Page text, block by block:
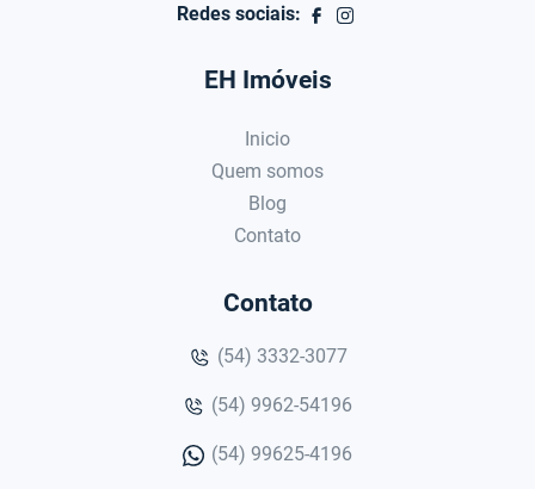
Redes sociais:
EH Imóveis
Inicio
Quem somos
Blog
Contato
Contato
(54) 3332-3077
(54) 9962-54196
(54) 99625-4196